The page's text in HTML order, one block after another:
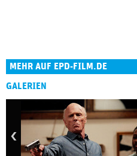
MEHR AUF EPD-FILM.DE
GALERIEN